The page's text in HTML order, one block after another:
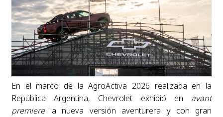
En el marco de la AgroActiva 2026 realizada en la
República Argentina, Chevrolet exhibió en avant
premierela nueva versión aventurera y con gran